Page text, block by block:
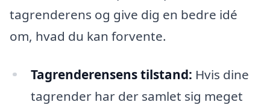
tagrenderens og give dig en bedre idé
om, hvad du kan forvente.
Tagrenderensens tilstand: Hvis dine
tagrender har der samlet sig meget